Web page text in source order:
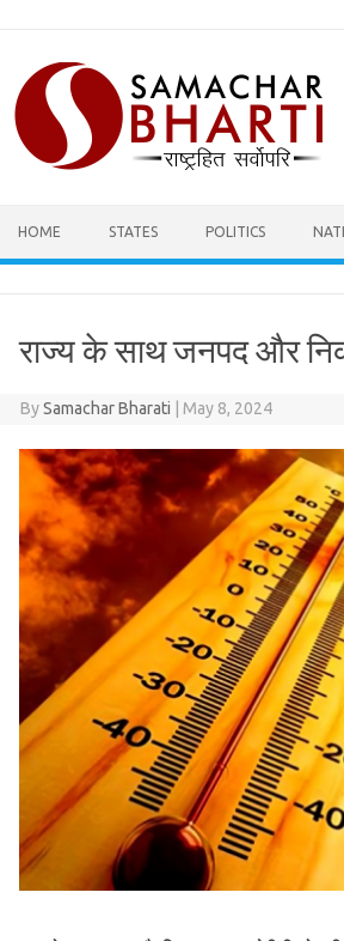
content
HOME STATES POLITICS
राज्य के साथ जनपद और
BySamachar Bharati May 8, 2024